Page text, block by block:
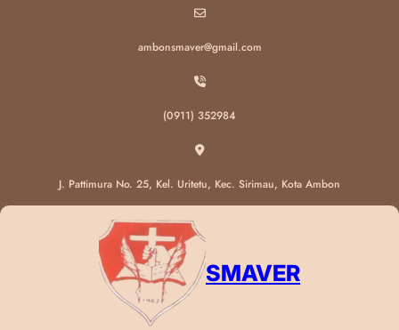
ambonsmaver@gmail.com
(0911) 352984
J. Pattimura No. 25, Kel. Uritetu, Kec. Sirimau, Kota Ambon
SMAVER